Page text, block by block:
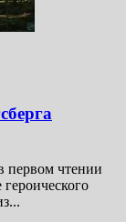
первом чтении